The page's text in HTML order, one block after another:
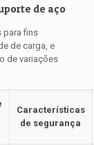
de aço
para fins
de carga, e
de variações
Características
de segurança